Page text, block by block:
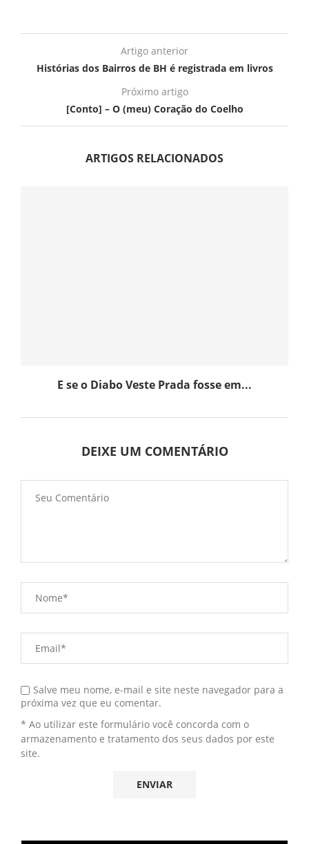
Artigo anterior
Histórias dos Bairros de BH é registrada em livros
Próximo artigo
[Conto] – O (meu) Coração do Coelho
ARTIGOS RELACIONADOS
E se o Diabo Veste Prada fosse em...
DEIXE UM COMENTÁRIO
Salve meu nome, e-mail e site neste navegador para a
próxima vez que eu comentar.
* Ao utilizar este formulário você concorda com o
armazenamento e tratamento dos seus dados por este
site.